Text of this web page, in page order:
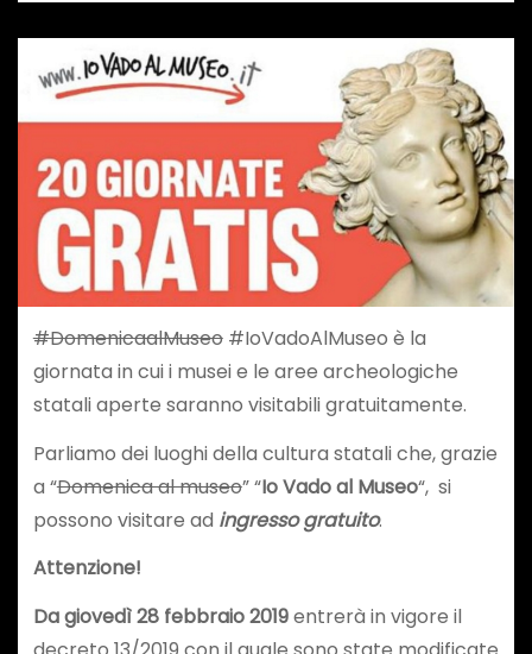
#DomenicaalMuseo#IoVadoAlMuseo è la
giornata in cui i musei e le aree archeologiche
statali aperte saranno visitabili gratuitamente.
Parliamo dei luoghi della cultura statali che, grazie
a “Domenica al museo” “Io Vado al Museo“, si
possono visitare ad ingresso gratuito.
Attenzione!
Da giovedì 28 febbraio 2019entrerà in vigore il